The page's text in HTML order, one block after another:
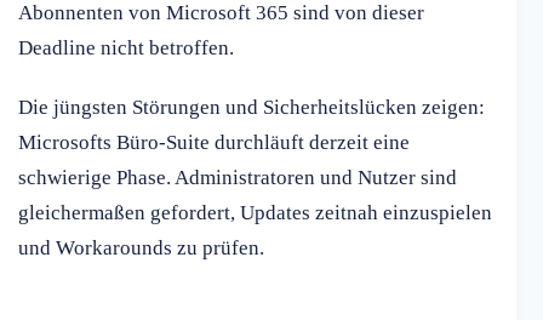
Abonnenten von Microsoft 365 sind von dieser
Deadline nicht betroffen.
Die jüngsten Störungen und Sicherheitslücken zeigen:
Microsofts Büro-Suite durchläuft derzeit eine
schwierige Phase. Administratoren und Nutzer sind
gleichermaßen gefordert, Updates zeitnah einzuspielen
und Workarounds zu prüfen.